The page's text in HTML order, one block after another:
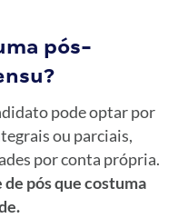
pós-
pode optar por
ou parciais,
por conta própria.
pós que costuma